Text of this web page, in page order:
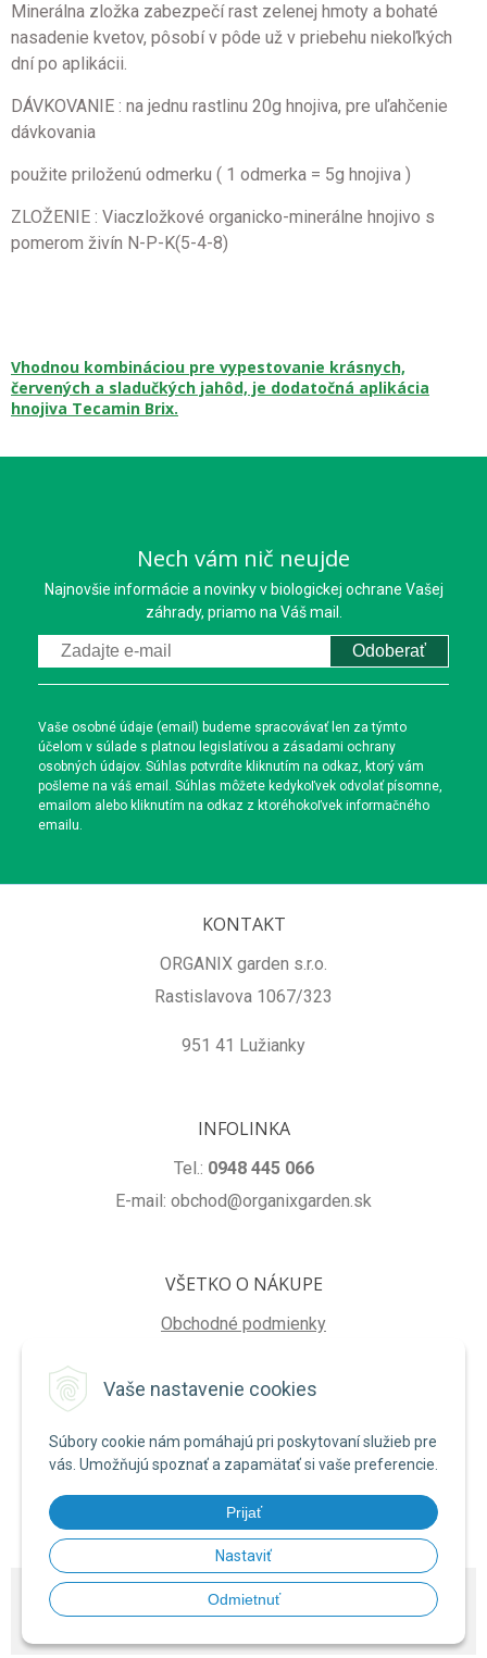
Vaše nastavenie cookies
Súbory cookie nám pomáhajú pri poskytovaní služieb pre
vás. Umožňujú spoznať a zapamätať si vaše preferencie.
Prijať
Nastaviť
Odmietnuť
Minerálna zložka zabezpečí rast zelenej hmoty a bohaté
nasadenie kvetov, pôsobí v pôde už v priebehu niekoľkých
dní po aplikácii.
DÁVKOVANIE : na jednu rastlinu 20g hnojiva, pre uľahčenie
dávkovania
použite priloženú odmerku ( 1 odmerka = 5g hnojiva )
ZLOŽENIE : Viaczložkové organicko-minerálne hnojivo s
pomerom živín N-P-K(5-4-8)
Vhodnou kombináciou pre vypestovanie krásnych,
červených a sladučkých jahôd, je dodatočná aplikácia
hnojiva Tecamin Brix.
Nech vám nič neujde
Najnovšie informácie a novinky v biologickej ochrane Vašej
záhrady, priamo na Váš mail.
Odoberať
Vaše osobné údaje (email) budeme spracovávať len za týmto
účelom v súlade s platnou legislatívou a zásadami ochrany
osobných údajov. Súhlas potvrdíte kliknutím na odkaz, ktorý vám
pošleme na váš email. Súhlas môžete kedykoľvek odvolať písomne,
emailom alebo kliknutím na odkaz z ktoréhokoľvek informačného
emailu.
KONTAKT
ORGANIX garden s.r.o.
Rastislavova 1067/323
951 41 Lužianky
INFOLINKA
Tel.: 0948 445 066
E-mail: obchod@organixgarden.sk
VŠETKO O NÁKUPE
Obchodné podmienky
Reklamačné podmienky
NA STIAHNUTIE
Formulár na odstúpenie od zmluvy
Poučenie o uplatnení práva na odstúpenie od zmluvy
© 2026 ORGANIXgarden • NextShop&e-shop Pohoda Connector NextCom